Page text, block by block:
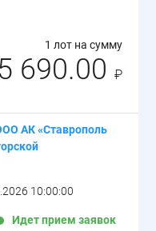
1 лот на сумму
690.00 ₽
АК «Ставрополь
10:00:00
Идет прием заявок